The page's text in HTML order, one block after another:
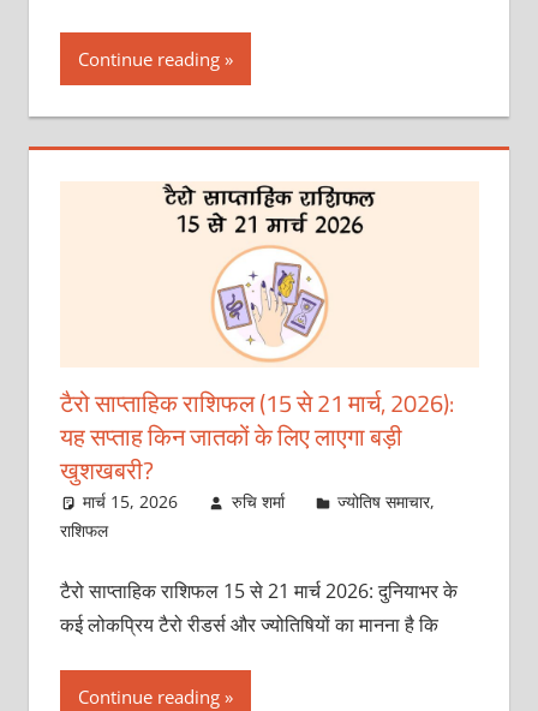
Continue reading
टैरो साप्ताहिक राशिफल (15 से 21 मार्च, 2026):
यह सप्ताह किन जातकों के लिए लाएगा बड़ी
खुशखबरी?
मार्च 15, 2026 रुचि शर्मा ज्योतिष समाचार,
राशिफल
टैरो साप्ताहिक राशिफल 15 से 21 मार्च 2026: दुनियाभर के
कई लोकप्रिय टैरो रीडर्स और ज्योतिषियों का मानना है कि
Continue reading